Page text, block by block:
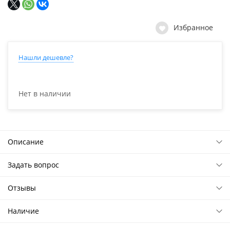
Избранное
Нашли дешевле?
Нет в наличии
Описание
Задать вопрос
Отзывы
Наличие